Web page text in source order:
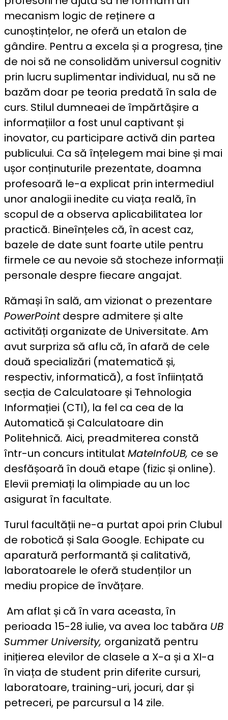
mecanism logic de reținere a
cunoștințelor, ne oferă un etalon de
gândire. Pentru a excela și a progresa, ține
de noi să ne consolidăm universul cognitiv
prin lucru suplimentar individual, nu să ne
bazăm doar pe teoria predată în sala de
curs. Stilul dumneaei de împărtășire a
informațiilor a fost unul captivant și
inovator, cu participare activă din partea
publicului. Ca să înțelegem mai bine și mai
ușor conținuturile prezentate, doamna
profesoară le-a explicat prin intermediul
unor analogii inedite cu viața reală, în
scopul de a observa aplicabilitatea lor
practică. Bineînțeles că, în acest caz,
bazele de date sunt foarte utile pentru
firmele ce au nevoie să stocheze informații
personale despre fiecare angajat.
Rămași în sală, am vizionat o prezentare
PowerPointdespre admitere și alte
activități organizate de Universitate. Am
avut surpriza să aflu că, în afară de cele
două specializări (matematică și,
respectiv, informatică), a fost înființată
secția de Calculatoare și Tehnologia
Informației (CTI), la fel ca cea de la
Automatică și Calculatoare din
Politehnică. Aici, preadmiterea constă
într-un concurs intitulat MateInfoUB, ce se
desfășoară în două etape (fizic și online).
Elevii premiați la olimpiade au un loc
asigurat în facultate.
Turul facultății ne-a purtat apoi prin Clubul
de robotică și Sala Google. Echipate cu
aparatură performantă și calitativă,
laboratoarele le oferă studenților un
mediu propice de învățare.
Am aflat și că în vara aceasta, în
perioada 15-28 iulie, va avea loc tabăra UB
Summer University, organizată pentru
inițierea elevilor de clasele a X-a și a XI-a
în viața de student prin diferite cursuri,
laboratoare, training-uri, jocuri, dar și
petreceri, pe parcursul a 14 zile.